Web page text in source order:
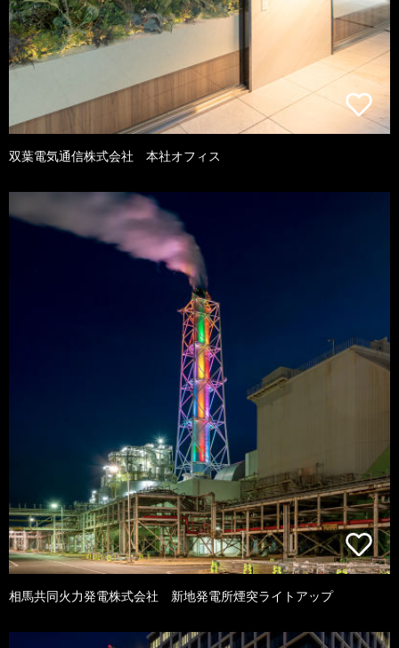
双葉電気通信株式会社 本社オフィス
相馬共同火力発電株式会社 新地発電所煙突ライトアップ